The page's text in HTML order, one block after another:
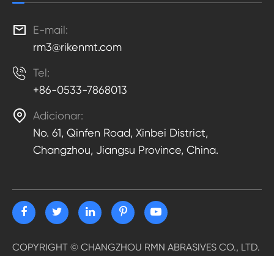

E-mail:
rm3@rikenmt.com
 Tel:
+86-0533-7868013
 Adicionar:
No. 61, Qinfen Road, Xinbei District,
Changzhou, Jiangsu Province, China.
COPYRIGHT © CHANGZHOU RMN ABRASIVES CO., LTD.